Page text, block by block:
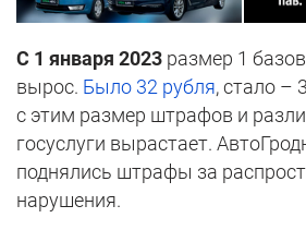
С 1 января 2023 размер 1
вырос. Было 32 рубля, стало –
с этим размер штрафов и
госуслуги вырастает.
поднялись штрафы за
нарушения.